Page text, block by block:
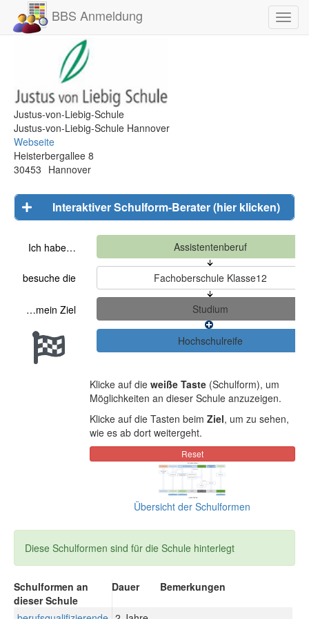
BBS Anmeldung
Justus-von-Liebig-Schule
Justus-von-Liebig-Schule Hannover
Webseite
Heisterbergallee 8
30453 Hannover
Interaktiver Schulform-Berater (hier klicken)
Ich habe…
besuche die
…mein Ziel
Klicke auf die weiße Taste(Schulform), um
Möglichkeiten an dieser Schule anzuzeigen.
Klicke auf die Tasten beim Ziel, um zu sehen,
wie es ab dort weitergeht.
Übersicht der Schulformen
Diese Schulformen sind für die Schule hinterlegt
Schulformen an
dieser Schule
Dauer Bemerkungen